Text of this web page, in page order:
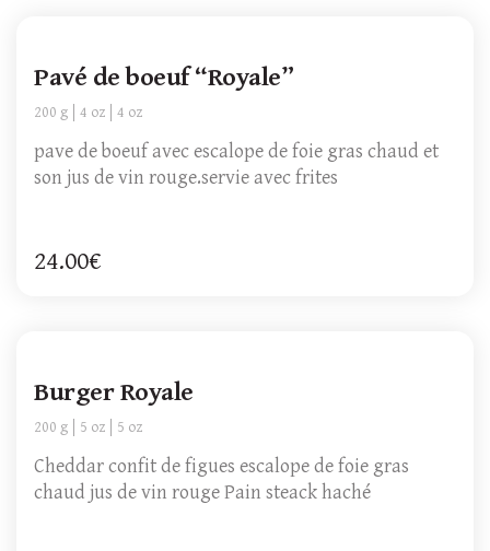
Pavé de boeuf “Royale”
200 g 4 oz 4 oz
pave de boeuf avec escalope de foie gras chaud et
son jus de vin rouge.servie avec frites
24.00€
Burger Royale
200 g 5 oz 5 oz
Cheddar confit de figues escalope de foie gras
chaud jus de vin rouge Pain steack haché